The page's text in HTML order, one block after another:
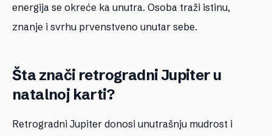
energija se okreće ka unutra. Osoba traži istinu,
znanje i svrhu prvenstveno unutar sebe.
Šta znači retrogradni Jupiter u
natalnoj karti?
Retrogradni Jupiter donosi unutrašnju mudrost i